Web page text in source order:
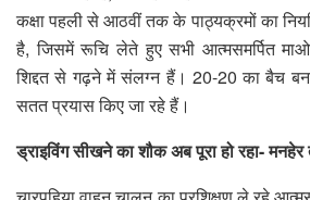
कक्षा पहली से आठवीं तक के पाठ्यक्रमों का
है, जिसमें रूचि लेते हुए सभी आत्मसमर्पित
शिद्दत से गढ़ने में संलग्न हैं। 20-20 का बैच
सतत प्रयास किए जा रहे हैं।
ड्राइविंग सीखने का शौक अब पूरा हो रहा- मनहेर